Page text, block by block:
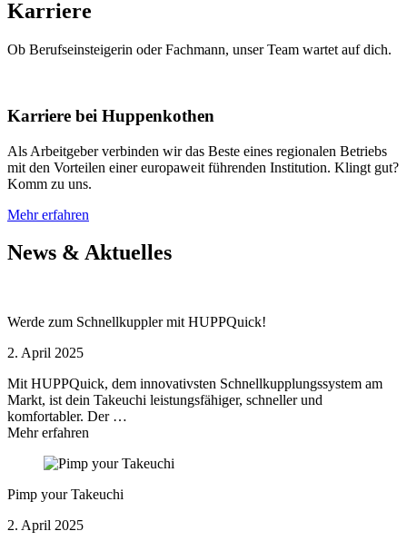
Karriere
Ob Berufseinsteigerin oder Fachmann, unser Team wartet auf dich.
Karriere bei Huppenkothen
Als Arbeitgeber verbinden wir das Beste eines regionalen Betriebs
mit den Vorteilen einer europaweit führenden Institution. Klingt gut?
Komm zu uns.
Mehr erfahren
News & Aktuelles
Werde zum Schnellkuppler mit HUPPQuick!
2. April 2025
Mit HUPPQuick, dem innovativsten Schnell­kupplungs­system am
Markt, ist dein Takeuchi leistungsfähiger, schneller und
komfortabler. Der …
Mehr erfahren
Pimp your Takeuchi
2. April 2025